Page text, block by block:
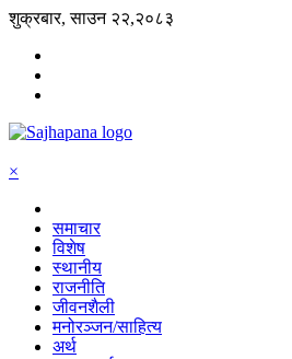
शुक्रबार, साउन २२,२०८३
×
समाचार
विशेष
स्थानीय
राजनीति
जीवनशैली
मनोरञ्जन/साहित्य
अर्थ